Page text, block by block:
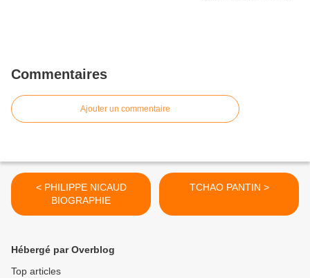
Commentaires
Ajouter un commentaire
< PHILIPPE NICAUD
BIOGRAPHIE
TCHAO PANTIN >
Hébergé par Overblog
Top articles